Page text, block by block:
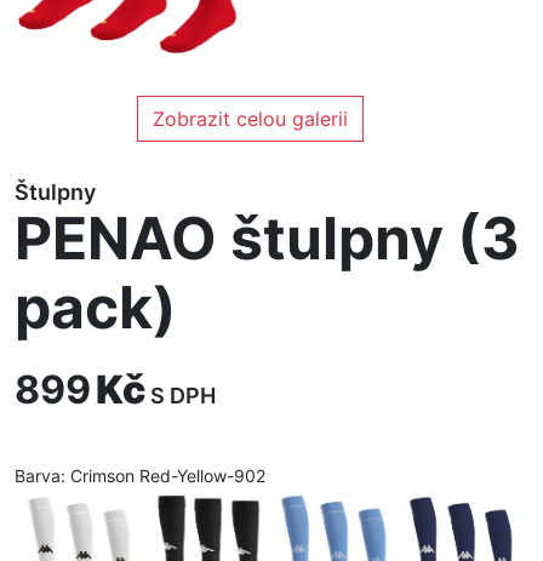
Zobrazit celou galerii
Štulpny
PENAO štulpny (3
pack)
899Kč S DPH
Barva: Crimson Red-Yellow-902